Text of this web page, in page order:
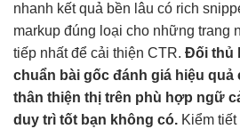
nhanh kết quả bền lâu có rich
markup đúng loại cho những trang
tiếp nhất để cải thiện CTR. Đối thủ
chuẩn bài gốc đánh giá hiệu quả
thân thiện thị trên phù hợp ngữ
duy trì tốt bạn không có. Kiểm tiết